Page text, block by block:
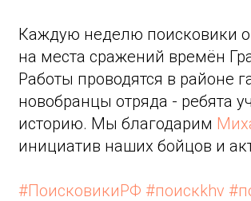
Каждую неделю поисковики
на места сражений времён
Работы проводятся в районе
новобранцы отряда - ребята
историю. Мы благодарим
инициатив наших бойцов и
#ПоисковикиРФ #поискkhv